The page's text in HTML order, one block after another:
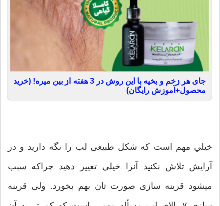
جای هر زخم و بخیه با این روش در 3 هفته از بین میره! (خرید
محصول+آموزش رایگان)
خيلي مهم است که شکل طبیعی لب را نگه دارید و در
آرایش تلاش نکنید آنرا خيلي تغيير دهید چرا‌که سبب
میشود قرینه سازی صورت تان بهم بخورد. ولی قرینه